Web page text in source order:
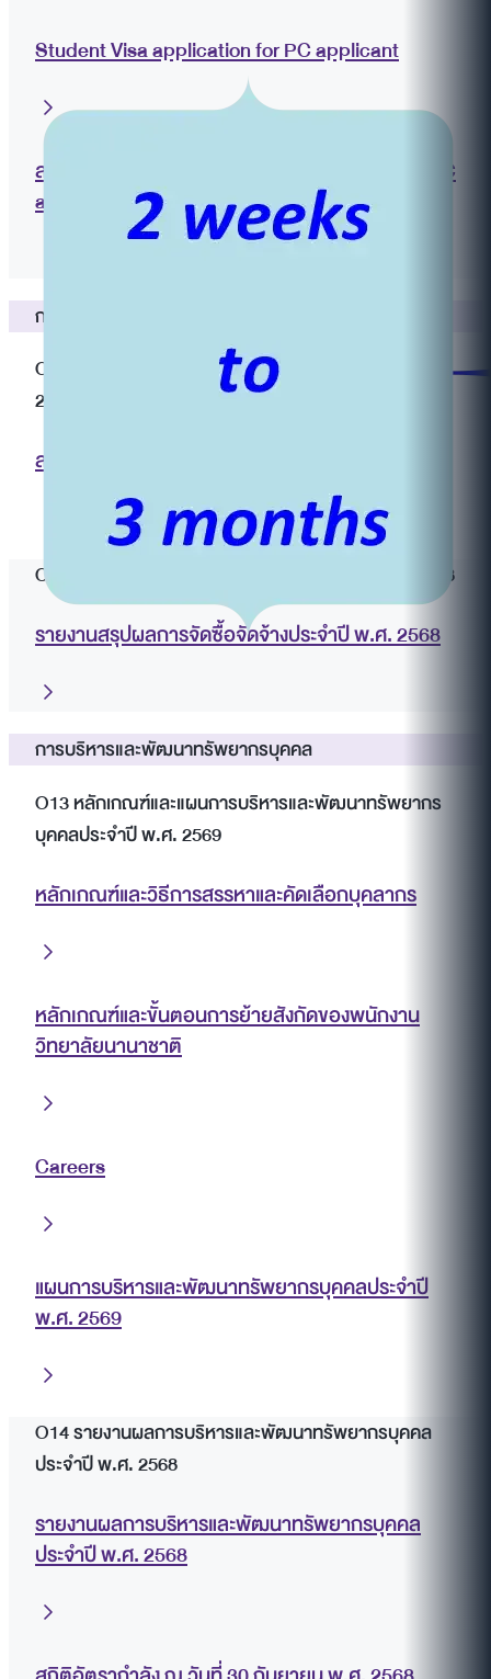
Student Visa application for PC applicant
สถิติการให้บริการ Student Visa application for PC
applicant
การจัดซื้อจัดจ้าง
O11 สรุปผลการจัดซื้อจัดจ้างรายเดือนประจำปี พ.ศ.
2569
สรุปผลการจัดซื้อจัดจ้างรายเดือนประจำปี พ.ศ. 2569
O12 รายงานสรุปผลการจัดซื้อจัดจ้างประจำปี พ.ศ. 2568
รายงานสรุปผลการจัดซื้อจัดจ้างประจำปี พ.ศ. 2568
การบริหารและพัฒนาทรัพยากรบุคคล
O13 หลักเกณฑ์และแผนการบริหารและพัฒนาทรัพยากร
บุคคลประจำปี พ.ศ. 2569
หลักเกณฑ์และวิธีการสรรหาและคัดเลือกบุคลากร
หลักเกณฑ์และขั้นตอนการย้ายสังกัดของพนักงาน
วิทยาลัยนานาชาติ
Careers
แผนการบริหารและพัฒนาทรัพยากรบุคคลประจำปี
พ.ศ. 2569
O14 รายงานผลการบริหารและพัฒนาทรัพยากรบุคคล
ประจำปี พ.ศ. 2568
รายงานผลการบริหารและพัฒนาทรัพยากรบุคคล
ประจำปี พ.ศ. 2568